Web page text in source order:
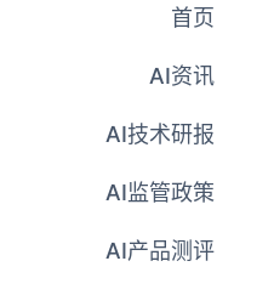
首页
AI资讯
AI技术研报
AI监管政策
AI产品测评